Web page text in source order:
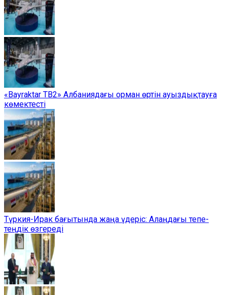
«Bayraktar TB2» Албаниядағы орман өртін ауыздықтауға
көмектесті
Түркия-Ирак бағытында жаңа үдеріс: Алаңдағы тепе-
теңдік өзгереді